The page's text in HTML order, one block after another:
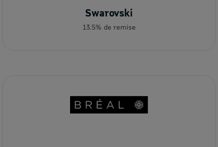
Swarovski
13.5% de remise